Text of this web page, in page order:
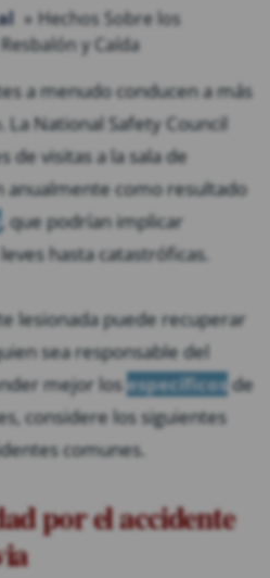
Hechos Sobre los
y Caída
a menudo conducen a más
La National Safety Council
de visitas a la sala de
anualmente como resultado
, que podrían implicar
hasta catastróficas.
lesionada puede recuperar
sea responsable del
mejor losespecíficosde
considere los siguientes
comunes.
por el accidente